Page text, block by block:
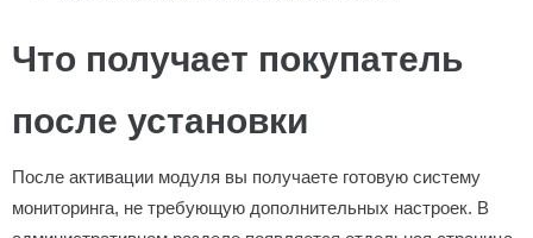
Что получает покупатель
после установки
После активации модуля вы получаете готовую систему
мониторинга, не требующую дополнительных настроек. В